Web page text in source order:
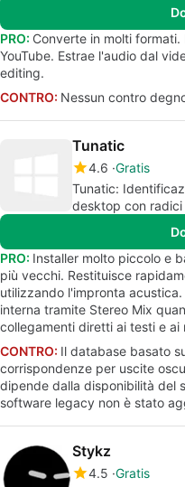
PRO: Converte in molti
YouTube. Estrae l'audio dal
editing.
CONTRO: Nessun contro
Tunatic
4.6 Gratis
Tunatic:
desktop con
PRO: Installer molto piccolo e
più vecchi. Restituisce
utilizzando l'impronta
interna tramite Stereo Mix
collegamenti diretti ai testi e ai
CONTRO: Il database basato
corrispondenze per uscite
dipende dalla disponibilità del
software legacy non è stato
Stykz
4.5 Gratis